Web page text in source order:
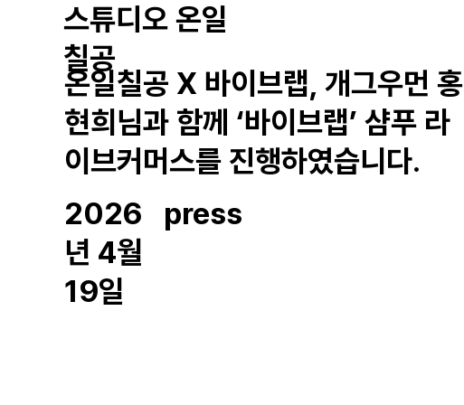
스튜디오 온일
칠공
온일칠공 X 바이브랩, 개그우먼 홍
현희님과 함께 ‘바이브랩’ 샴푸 라
이브커머스를 진행하였습니다.
2026
년 4월
19일
press